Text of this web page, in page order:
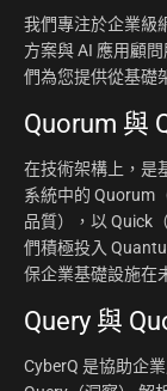
我們專注於企業級
方案與 AI 應用顧
們為您提供從基礎
Quorum 與
在技術架構上，是
系統中的 Quorum
品質），以 Quick
們積極投入
保企業基礎設施在
Query 與
CyberQ 是協助企